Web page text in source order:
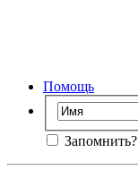
Помощь
Запомнить?